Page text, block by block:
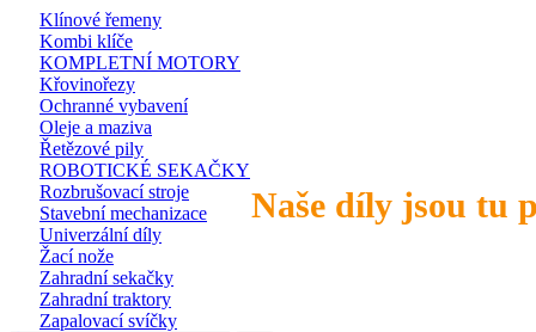
Naše díly jsou tu
Klínové řemeny
Kombi klíče
KOMPLETNÍ MOTORY
Křovinořezy
Ochranné vybavení
Oleje a maziva
Řetězové pily
ROBOTICKÉ SEKAČKY
Rozbrušovací stroje
Stavební mechanizace
Univerzální díly
Žací nože
Zahradní sekačky
Zahradní traktory
Zapalovací svíčky